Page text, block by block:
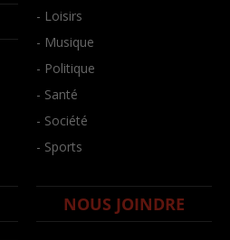
- Loisirs
- Musique
- Politique
- Santé
- Société
- Sports
NOUS JOINDRE